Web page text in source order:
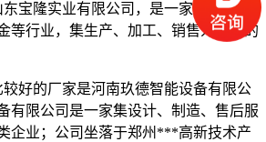
宝隆实业有限公司，是一家涉及化
等行业，集生产、加工、销售为一体的
好的厂家是河南玖德智能设备有限公
有限公司是一家集设计、制造、售后服
企业；公司坐落于郑州***高新技术产